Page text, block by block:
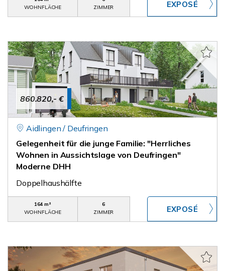
WOHNFLÄCHE
ZIMMER
860.820,- €
Aidlingen / Deufringen
Gelegenheit für die junge Familie: "Herrliches
Wohnen in Aussichtslage von Deufringen"
Moderne DHH
Doppelhaushälfte
164 m²
WOHNFLÄCHE
6
ZIMMER